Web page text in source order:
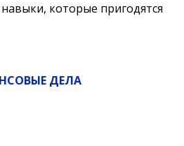
которые пригодятся
ДЕЛА